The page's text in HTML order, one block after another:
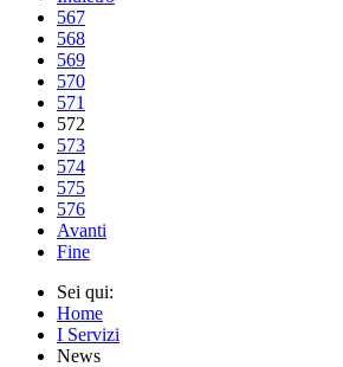
567
568
569
570
571
572
573
574
575
576
Avanti
Fine
Sei qui:
Home
I Servizi
News